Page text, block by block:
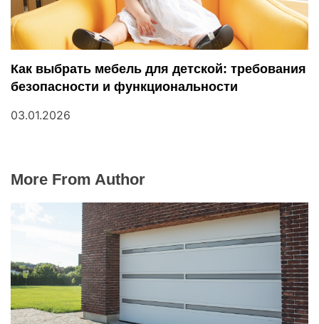
Как выбрать мебель для детской: требования
безопасности и функциональности
03.01.2026
More From Author